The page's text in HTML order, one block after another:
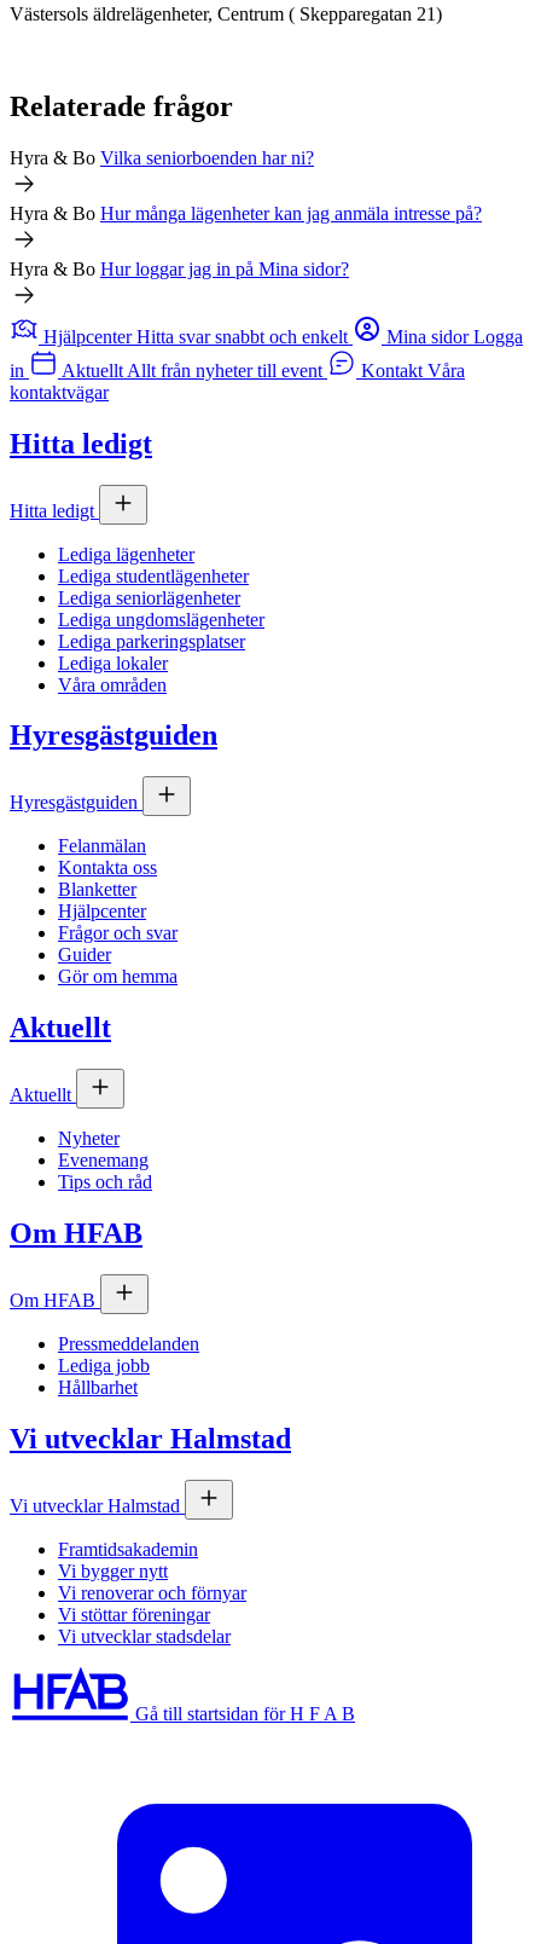
Västersols äldrelägenheter, Centrum ( Skepparegatan 21)
Relaterade frågor
Hyra & Bo Vilka seniorboenden har ni?
Hyra & Bo Hur många lägenheter kan jag anmäla intresse på?
Hyra & Bo Hur loggar jag in på Mina sidor?
Hjälpcenter Hitta svar snabbt och enkelt Mina sidor Logga
in
Aktuellt Allt från nyheter till event Kontakt Våra
kontaktvägar
Hitta ledigt
Hitta ledigt
Lediga lägenheter
Lediga studentlägenheter
Lediga seniorlägenheter
Lediga ungdomslägenheter
Lediga parkeringsplatser
Lediga lokaler
Våra områden
Hyresgästguiden
Hyresgästguiden
Felanmälan
Kontakta oss
Blanketter
Hjälpcenter
Frågor och svar
Guider
Gör om hemma
Aktuellt
Aktuellt
Nyheter
Evenemang
Tips och råd
Om HFAB
Om HFAB
Pressmeddelanden
Lediga jobb
Hållbarhet
Vi utvecklar Halmstad
Vi utvecklar Halmstad
Framtidsakademin
Vi bygger nytt
Vi renoverar och förnyar
Vi stöttar föreningar
Vi utvecklar stadsdelar
Gå till startsidan för H F A B